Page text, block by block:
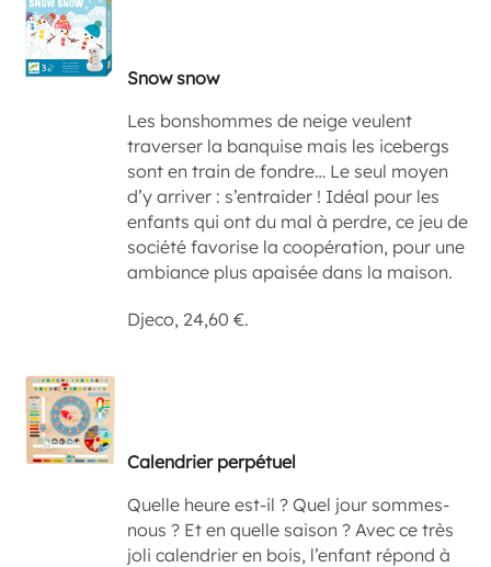
Snow snow
Les bonshommes de neige veulent
traverser la banquise mais les icebergs
sont en train de fondre… Le seul moyen
d’y arriver : s’entraider ! Idéal pour les
enfants qui ont du mal à perdre, ce jeu de
société favorise la coopération, pour une
ambiance plus apaisée dans la maison.
Djeco, 24,60 €.
Calendrier perpétuel
Quelle heure est-il ? Quel jour sommes-
nous ? Et en quelle saison ? Avec ce très
joli calendrier en bois, l’enfant répond à